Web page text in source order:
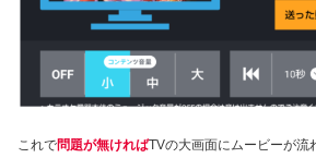
これで問題が無ければTVの大画面にムービーが流